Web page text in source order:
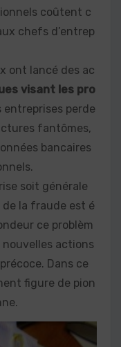
coûtent c
chefs d’entrep
ont lancé des ac
visant les pro
entreprises perde
fantômes,
bancaires
soit générale
la fraude est é
ce problèm
actions
Dans ce
figure de pion